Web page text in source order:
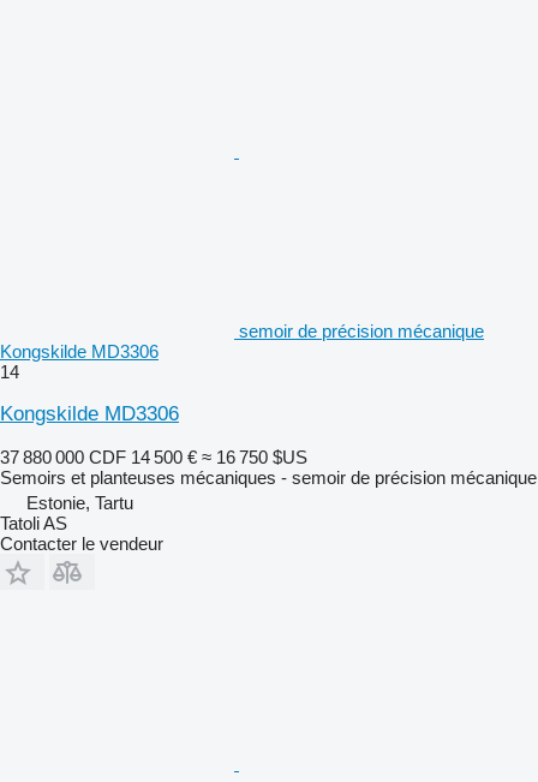
semoir de précision mécanique
Kongskilde MD3306
14
Kongskilde MD3306
37 880 000 CDF 14 500 € ≈ 16 750 $US
Semoirs et planteuses mécaniques - semoir de précision mécanique
Estonie, Tartu
Tatoli AS
Contacter le vendeur